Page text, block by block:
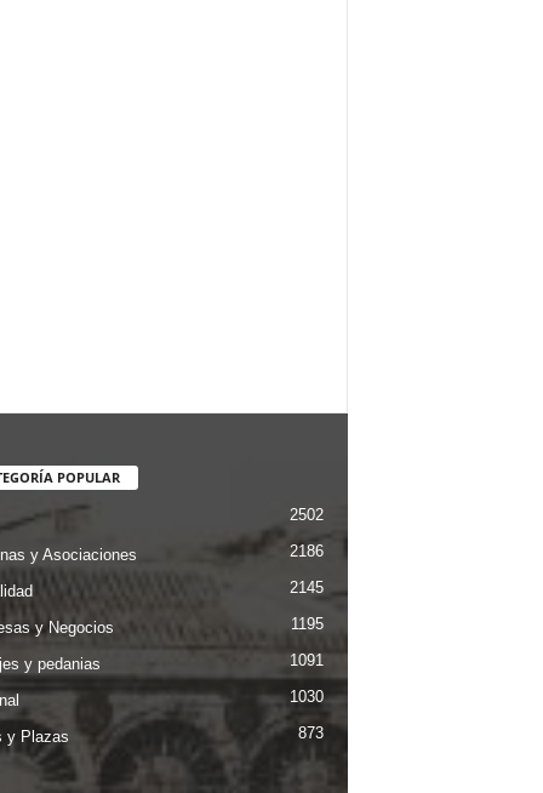
POPULAR
2502
y Asociaciones 2186
2145
y Negocios 1195
y pedanias 1091
1030
y Plazas 873